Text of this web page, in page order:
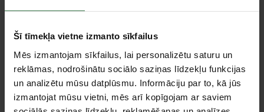
Šī tīmekļa vietne izmanto sīkfailus
Mēs izmantojam sīkfailus, lai personalizētu saturu un
reklāmas, nodrošinātu sociālo saziņas līdzekļu funkcijas
un analizētu mūsu datplūsmu. Informāciju par to, kā jūs
izmantojat mūsu vietni, mēs arī kopīgojam ar saviem
Centrālā noliktava, (uzzināt vairāk šeit, )
Apraksts